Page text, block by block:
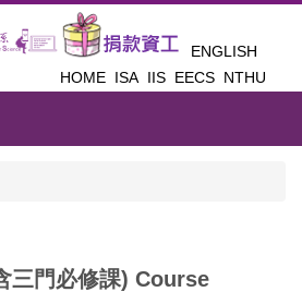
ENGLISH
HOME ISA IIS EECS NTHU
三門必修課) Course